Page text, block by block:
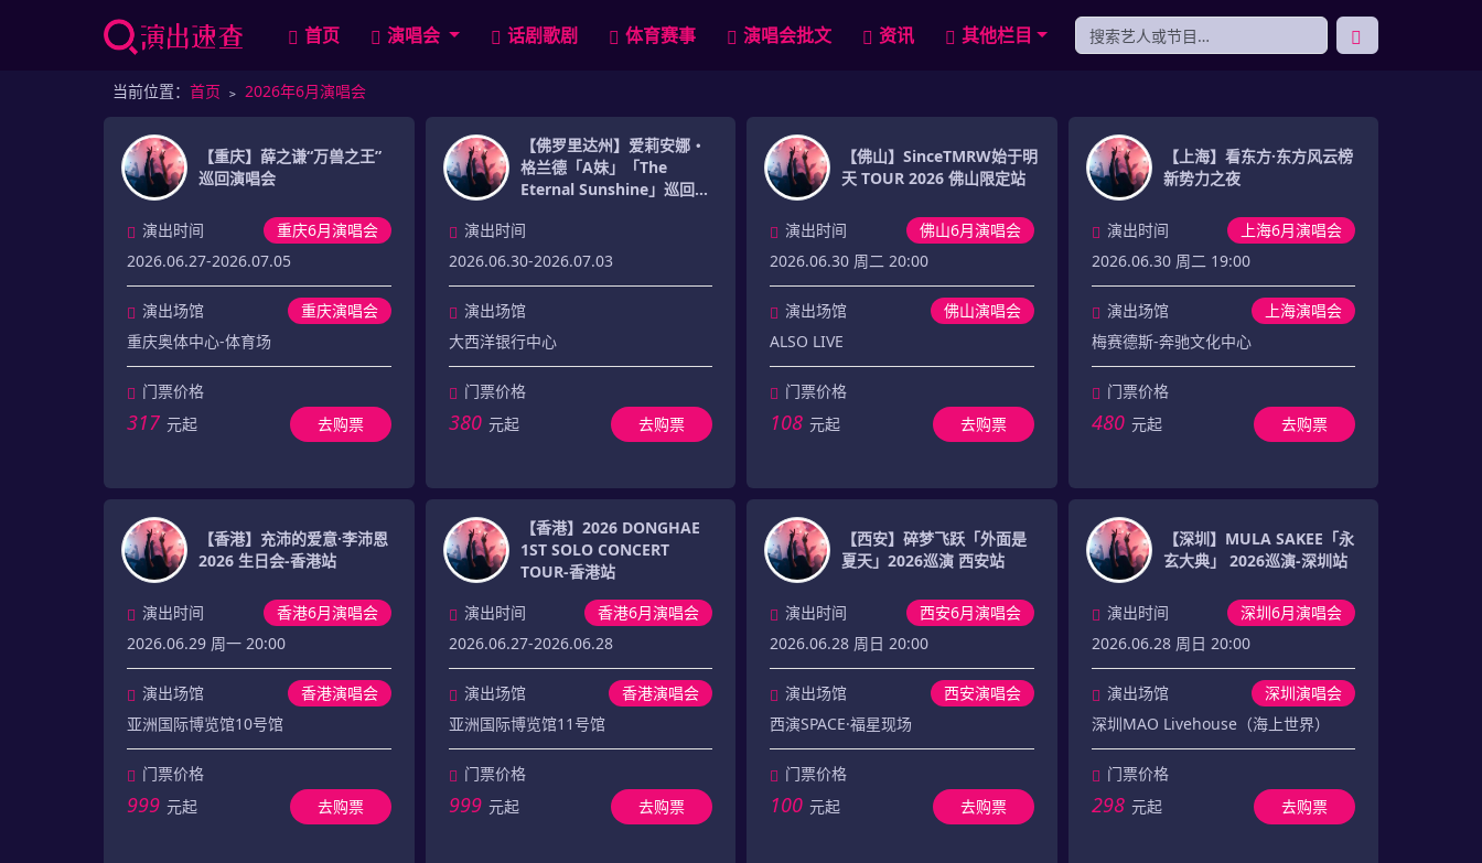
首页 演唱会 话剧歌剧 体育赛事 演唱会批文 资讯 其他栏目
当前位置： 首页 ﹥ 2026年6月演唱会
【重庆】薛之谦“万兽之王”
巡回演唱会
演出时间
重庆6月演唱会
2026.06.27-2026.07.05
重庆演唱会
演出场馆
重庆奥体中心-体育场
门票价格
317 元起 去购票
【佛罗里达州】爱莉安娜・
格兰德「A妹」「The
Eternal Sunshine」巡回演
演出时间
2026.06.30-2026.07.03
演出场馆
大西洋银行中心
门票价格
380 元起 去购票
【佛山】SinceTMRW始于明
天 TOUR 2026 佛山限定站
演出时间
佛山6月演唱会
2026.06.30 周二 20:00
佛山演唱会
演出场馆
ALSO LIVE
门票价格
108 元起 去购票
【上海】看东方·东方风云榜
新势力之夜
演出时间
上海6月演唱会
2026.06.30 周二 19:00
上海演唱会
演出场馆
梅赛德斯-奔驰文化中心
门票价格
480 元起 去购票
【香港】充沛的爱意·李沛恩
2026 生日会-香港站
演出时间
香港6月演唱会
2026.06.29 周一 20:00
香港演唱会
演出场馆
亚洲国际博览馆10号馆
门票价格
999 元起 去购票
【香港】2026 DONGHAE
1ST SOLO CONCERT
TOUR-香港站
演出时间
香港6月演唱会
2026.06.27-2026.06.28
香港演唱会
演出场馆
亚洲国际博览馆11号馆
门票价格
999 元起 去购票
【西安】碎梦飞跃「外面是
夏天」2026巡演 西安站
演出时间
西安6月演唱会
2026.06.28 周日 20:00
西安演唱会
演出场馆
西演SPACE·福星现场
门票价格
100 元起 去购票
【深圳】MULA SAKEE「永
玄大典」 2026巡演-深圳站
演出时间
深圳6月演唱会
2026.06.28 周日 20:00
深圳演唱会
演出场馆
深圳MAO Livehouse（海上世界）
门票价格
298 元起 去购票